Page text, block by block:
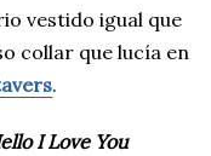
vestido igual que
collar que lucía en
.
I Love You